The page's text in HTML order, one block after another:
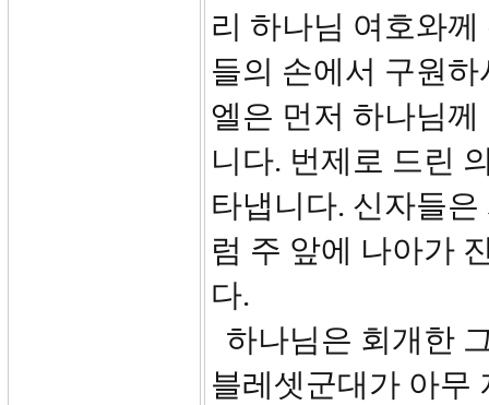
리 하나님 여호와
들의 손에서 구원
엘은 먼저 하나님
니다. 번제로 드린
타냅니다. 신자들
럼 주 앞에 나아가
다.
하나님은 회개한
블레셋군대가 아무